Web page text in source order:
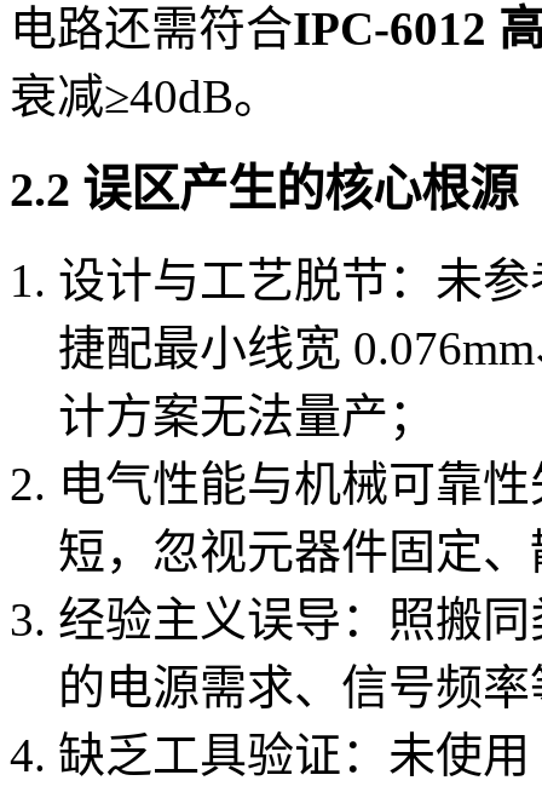
电路还需符合IPC-6012
衰减≥40dB。
2.2 误区产生的核心根源
设计与工艺脱节：未
捷配最小线宽
计方案无法量产；
电气性能与机械可靠
短，忽视元器件固定
经验主义误导：照搬
的电源需求、信号频
缺乏工具验证：未使